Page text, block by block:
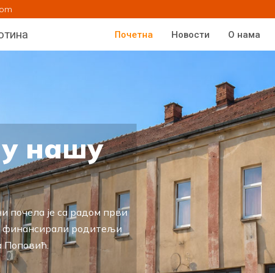
Почетна Новости О нама
нашу
почела је са радом први
финансирали родитељи
Поповић.